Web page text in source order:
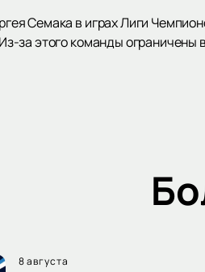
Семака в играх Лиги
за этого команды ограничены
8 августа